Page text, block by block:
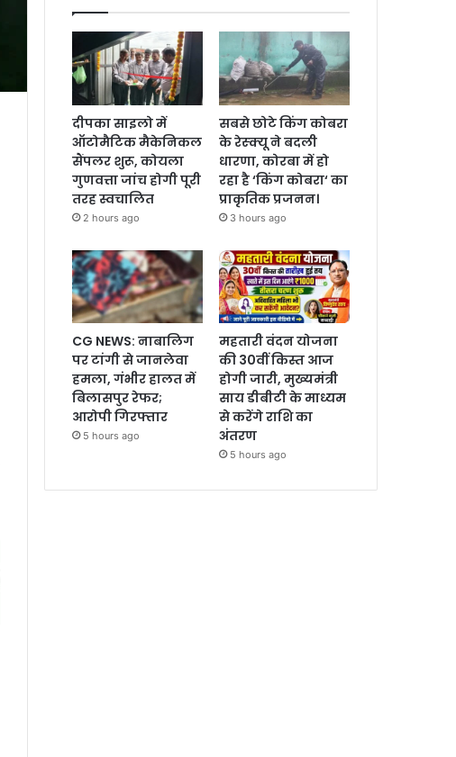
दीपका साइलो में
ऑटोमैटिक मैकेनिकल
सैंपलर शुरू, कोयला
गुणवत्ता जांच होगी पूरी
तरह स्वचालित
2 hours ago
सबसे छोटे किंग कोबरा
के रेस्क्यू ने बदली
धारणा, कोरबा में हो
रहा है ‘किंग कोबरा‘ का
प्राकृतिक प्रजनन।
3 hours ago
CG NEWS: नाबालिग
पर टांगी से जानलेवा
हमला, गंभीर हालत में
बिलासपुर रेफर;
आरोपी गिरफ्तार
5 hours ago
महतारी वंदन योजना
की 30वीं किस्त आज
होगी जारी, मुख्यमंत्री
साय डीबीटी के माध्यम
से करेंगे राशि का
अंतरण
5 hours ago